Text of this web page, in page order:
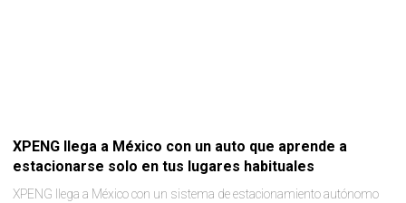
XPENG llega a México con un auto que aprende a
estacionarse solo en tus lugares habituales
XPENG llega a México con un sistema de estacionamiento autónomo